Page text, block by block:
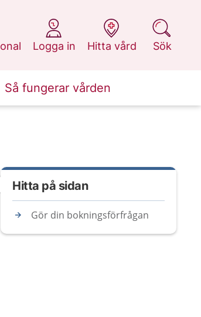
Logga in
på 1177.se
Hitta vård
på 1177.se
Sök
på 1177.se
Så fungerar vården
Hitta på sidan
Gör din bokningsförfrågan